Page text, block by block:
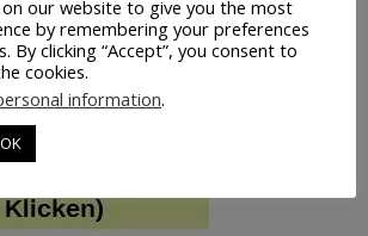
on our website to give you the most
by remembering your preferences
By clicking “Accept”, you consent to
cookies.
information.
OK